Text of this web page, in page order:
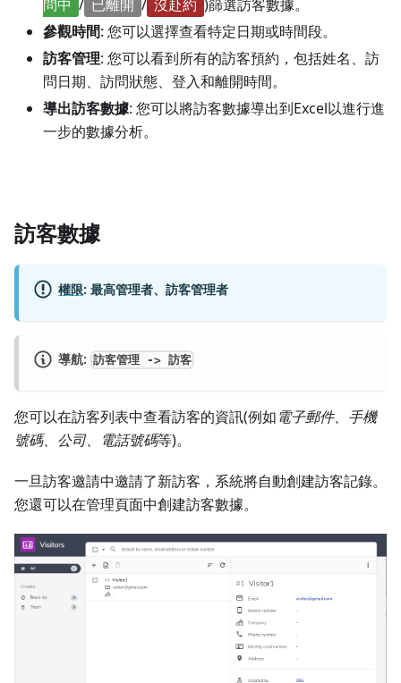
問中 / 已離開 / 沒赴約 )篩選訪客數據。
參觀時間: 您可以選擇查看特定日期或時間段。
訪客管理: 您可以看到所有的訪客預約，包括姓名、訪
問日期、訪問狀態、登入和離開時間。
導出訪客數據: 您可以將訪客數據導出到Excel以進行進
一步的數據分析。
訪客數據
權限: 最高管理者、訪客管理者
導航: 訪客管理 -> 訪客
您可以在訪客列表中查看訪客的資訊(例如電子郵件、手機
號碼、公司、電話號碼等)。
一旦訪客邀請中邀請了新訪客，系統將自動創建訪客記錄。
您還可以在管理頁面中創建訪客數據。